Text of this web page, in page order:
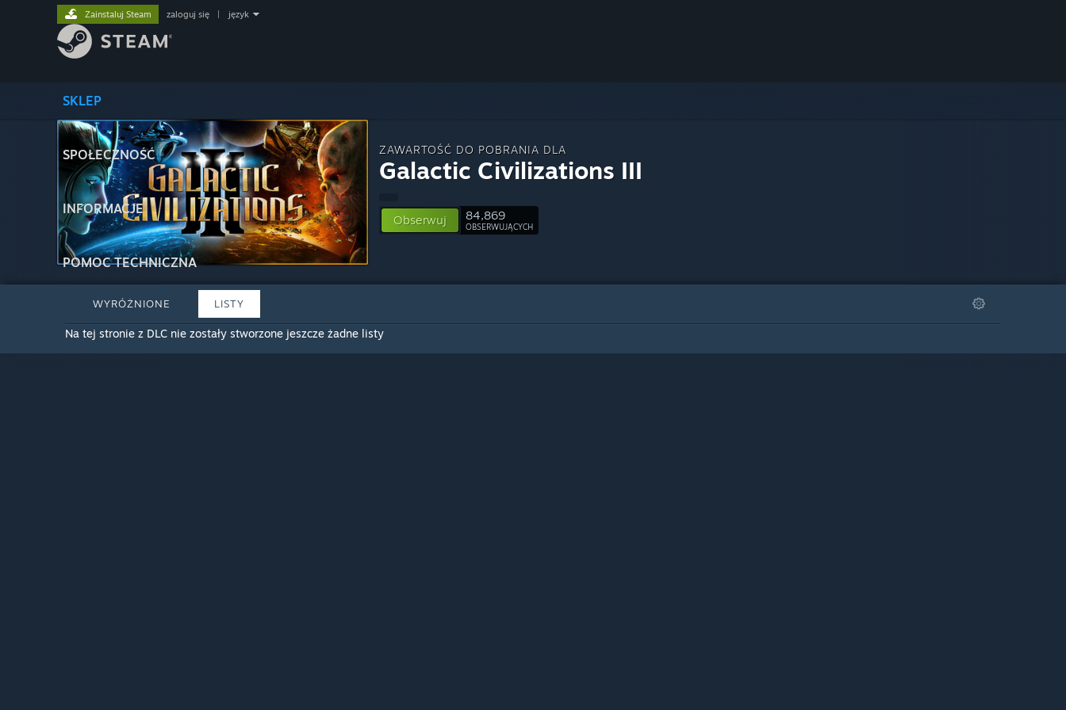
SKLEP
SPOŁECZNOŚĆ
INFORMACJE
POMOC TECHNICZNA
Zainstaluj Steam zaloguj się język
ZAWARTOŚĆ DO POBRANIA DLA
Galactic Civilizations III
Obserwuj 84,869
OBSERWUJĄCYCH
WYRÓŻNIONE LISTY
Na tej stronie z DLC nie zostały stworzone jeszcze żadne listy